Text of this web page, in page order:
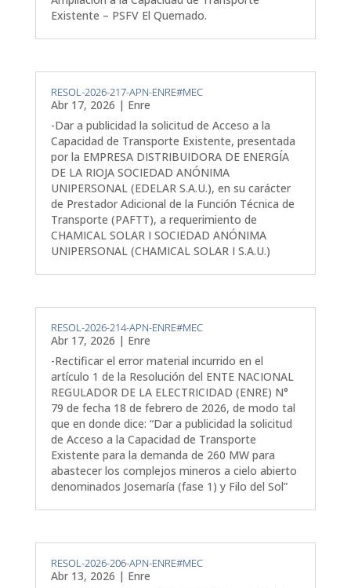
Existente – PSFV El Quemado.
RESOL-2026-217-APN-ENRE#MEC
Abr 17, 2026 | Enre
-Dar a publicidad la solicitud de Acceso a la
Capacidad de Transporte Existente, presentada
por la EMPRESA DISTRIBUIDORA DE ENERGÍA
DE LA RIOJA SOCIEDAD ANÓNIMA
UNIPERSONAL (EDELAR S.A.U.), en su carácter
de Prestador Adicional de la Función Técnica de
Transporte (PAFTT), a requerimiento de
CHAMICAL SOLAR I SOCIEDAD ANÓNIMA
UNIPERSONAL (CHAMICAL SOLAR I S.A.U.)
RESOL-2026-214-APN-ENRE#MEC
Abr 17, 2026 | Enre
-Rectificar el error material incurrido en el
artículo 1 de la Resolución del ENTE NACIONAL
REGULADOR DE LA ELECTRICIDAD (ENRE) N°
79 de fecha 18 de febrero de 2026, de modo tal
que en donde dice: “Dar a publicidad la solicitud
de Acceso a la Capacidad de Transporte
Existente para la demanda de 260 MW para
abastecer los complejos mineros a cielo abierto
denominados Josemaría (fase 1) y Filo del Sol”
RESOL-2026-206-APN-ENRE#MEC
Abr 13, 2026 | Enre